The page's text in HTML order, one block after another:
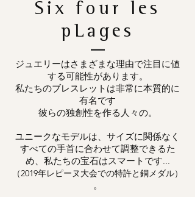
Six four les
pLages
ジュエリーはさまざまな理由で注目に値
する可能性があります。
私たちのブレスレットは非常に本質的に
有名です
彼らの独創性を作る人々の。
ユニークなモデルは、サイズに関係なく
すべての手首に合わせて調整できるた
め、私たちの宝石はスマートです...
（2019年レピーヌ大会での特許と銅メダル）
。